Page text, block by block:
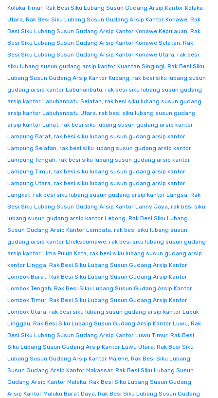
Kolaka Timur, Rak Besi Siku Lubang Susun Gudang Arsip Kantor Kolaka
Utara, Rak Besi Siku Lubang Susun Gudang Arsip Kantor Konawe, Rak
Besi Siku Lubang Susun Gudang Arsip Kantor Konawe Kepulauan, Rak
Besi Siku Lubang Susun Gudang Arsip Kantor Konawe Selatan, Rak
Besi Siku Lubang Susun Gudang Arsip Kantor Konawe Utara, rak besi
siku lubang susun gudang arsip kantor Kuantan Singingi, Rak Besi Siku
Lubang Susun Gudang Arsip Kantor Kupang, rak besi siku lubang susun
gudang arsip kantor Labuhanbatu, rak besi siku lubang susun gudang
arsip kantor Labuhanbatu Selatan, rak besi siku lubang susun gudang
arsip kantor Labuhanbatu Utara, rak besi siku lubang susun gudang
arsip kantor Lahat, rak besi siku lubang susun gudang arsip kantor
Lampung Barat, rak besi siku lubang susun gudang arsip kantor
Lampung Selatan, rak besi siku lubang susun gudang arsip kantor
Lampung Tengah, rak besi siku lubang susun gudang arsip kantor
Lampung Timur, rak besi siku lubang susun gudang arsip kantor
Lampung Utara, rak besi siku lubang susun gudang arsip kantor
Langkat, rak besi siku lubang susun gudang arsip kantor Langsa, Rak
Besi Siku Lubang Susun Gudang Arsip Kantor Lanny Jaya, rak besi siku
lubang susun gudang arsip kantor Lebong, Rak Besi Siku Lubang
Susun Gudang Arsip Kantor Lembata, rak besi siku lubang susun
gudang arsip kantor Lhokseumawe, rak besi siku lubang susun gudang
arsip kantor Lima Puluh Kota, rak besi siku lubang susun gudang arsip
kantor Lingga, Rak Besi Siku Lubang Susun Gudang Arsip Kantor
Lombok Barat, Rak Besi Siku Lubang Susun Gudang Arsip Kantor
Lombok Tengah, Rak Besi Siku Lubang Susun Gudang Arsip Kantor
Lombok Timur, Rak Besi Siku Lubang Susun Gudang Arsip Kantor
Lombok Utara, rak besi siku lubang susun gudang arsip kantor Lubuk
Linggau, Rak Besi Siku Lubang Susun Gudang Arsip Kantor Luwu, Rak
Besi Siku Lubang Susun Gudang Arsip Kantor Luwu Timur, Rak Besi
Siku Lubang Susun Gudang Arsip Kantor Luwu Utara, Rak Besi Siku
Lubang Susun Gudang Arsip Kantor Majene, Rak Besi Siku Lubang
Susun Gudang Arsip Kantor Makassar, Rak Besi Siku Lubang Susun
Gudang Arsip Kantor Malaka, Rak Besi Siku Lubang Susun Gudang
Arsip Kantor Maluku Barat Daya, Rak Besi Siku Lubang Susun Gudang